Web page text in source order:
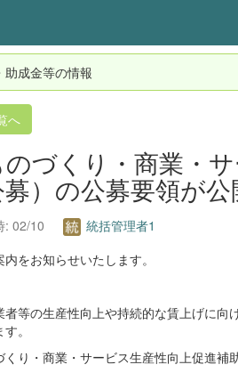
助成金等の情報
へ
のづくり・商業・
）の公募要領が
: 02/10
統括管理者1
内をお知らせいたします。
者等の生産性向上や持続的な賃上げに
。
くり・商業・サービス生産性向上促進